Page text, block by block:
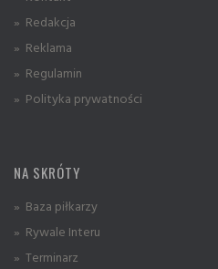
» Redakcja
» Reklama
» Regulamin
» Polityka prywatności
NA SKRÓTY
» Baza piłkarzy
» Rywale Interu
» Terminarz